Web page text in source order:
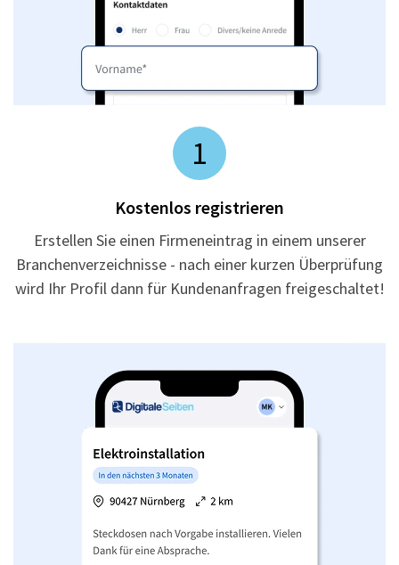
1
Kostenlos registrieren
Erstellen Sie einen Firmeneintrag in einem unserer
Branchenverzeichnisse - nach einer kurzen Überprüfung
wird Ihr Profil dann für Kundenanfragen freigeschaltet!